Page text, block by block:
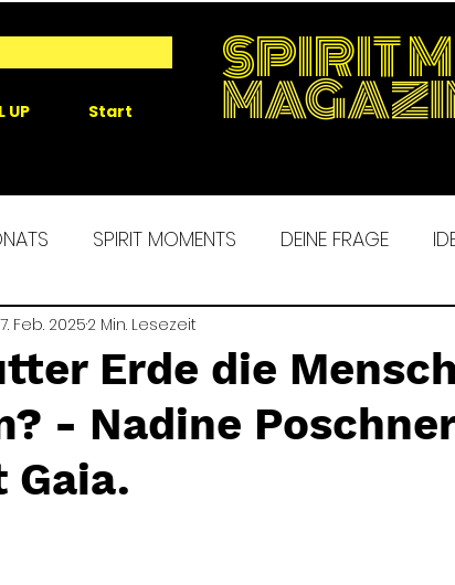
Start
UP
SPIRIT
SPIRIT MOMENTS DEINE FRAGE
EXPERIENCE MORGENROUTINE
Erde die
- Nadine Poschner
Gaia.
Feb. 20252 Min. Lesezeit